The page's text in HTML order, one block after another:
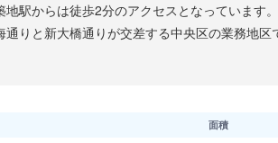
地駅からは徒歩2分のアクセスとなっています。
通りと新大橋通りが交差する中央区の業務地
き、都内各エリアへの移動に便利です。周辺
面積